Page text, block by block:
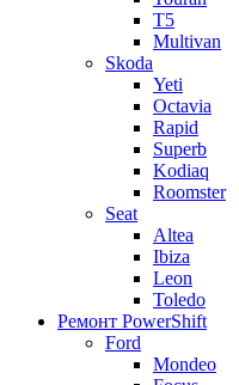
T5
Multivan
Skoda
Yeti
Octavia
Rapid
Superb
Kodiaq
Roomster
Seat
Altea
Ibiza
Leon
Toledo
Ремонт PowerShift
Ford
Mondeo